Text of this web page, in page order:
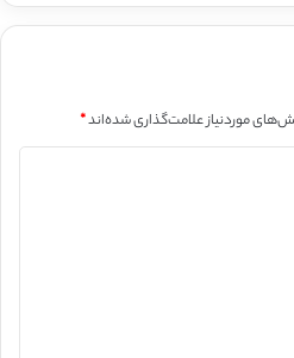
موردنیاز علامت‌گذاری شده‌اند*